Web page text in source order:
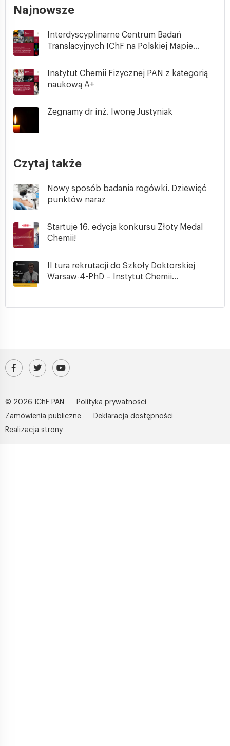
Najnowsze
Interdyscyplinarne Centrum Badań
Translacyjnych IChF na Polskiej Mapie...
Instytut Chemii Fizycznej PAN z kategorią
naukową A+
Żegnamy dr inż. Iwonę Justyniak
Czytaj także
Nowy sposób badania rogówki. Dziewięć
punktów naraz
Startuje 16. edycja konkursu Złoty Medal
Chemii!
II tura rekrutacji do Szkoły Doktorskiej
Warsaw-4-PhD – Instytut Chemii...
Odwiedź nasz profil na Facebooku
Profil IChF PAN na platformie X (Twitter)
Kanał IChF PAN w serwisie YouTube
© 2026 IChF PAN
Polityka prywatności
Zamówienia publiczne
Deklaracja dostępności
Realizacja strony